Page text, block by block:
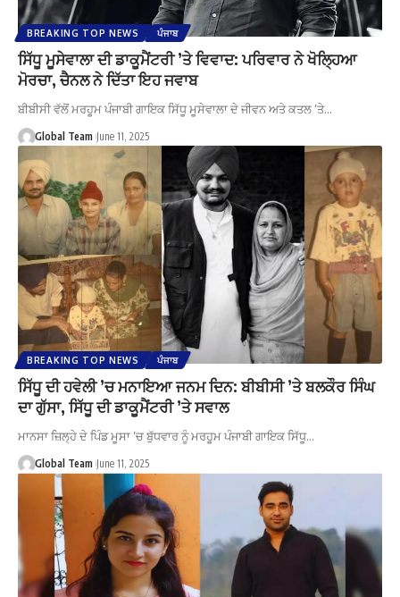
BREAKING TOP NEWS ਪੰਜਾਬ
ਸਿੱਧੂ ਮੂਸੇਵਾਲਾ ਦੀ ਡਾਕੂਮੈਂਟਰੀ ’ਤੇ ਵਿਵਾਦ: ਪਰਿਵਾਰ ਨੇ ਖੋਲ੍ਹਿਆ
ਮੋਰਚਾ, ਚੈਨਲ ਨੇ ਦਿੱਤਾ ਇਹ ਜਵਾਬ
ਬੀਬੀਸੀ ਵੱਲੋਂ ਮਰਹੂਮ ਪੰਜਾਬੀ ਗਾਇਕ ਸਿੱਧੂ ਮੂਸੇਵਾਲਾ ਦੇ ਜੀਵਨ ਅਤੇ ਕਤਲ ’ਤੇ…
Global Team June 11, 2025
BREAKING TOP NEWS ਪੰਜਾਬ
ਸਿੱਧੂ ਦੀ ਹਵੇਲੀ ’ਚ ਮਨਾਇਆ ਜਨਮ ਦਿਨ: ਬੀਬੀਸੀ ’ਤੇ ਬਲਕੌਰ ਸਿੰਘ
ਦਾ ਗੁੱਸਾ, ਸਿੱਧੂ ਦੀ ਡਾਕੂਮੈਂਟਰੀ ’ਤੇ ਸਵਾਲ
ਮਾਨਸਾ ਜ਼ਿਲ੍ਹੇ ਦੇ ਪਿੰਡ ਮੂਸਾ ’ਚ ਬੁੱਧਵਾਰ ਨੂੰ ਮਰਹੂਮ ਪੰਜਾਬੀ ਗਾਇਕ ਸਿੱਧੂ…
Global Team June 11, 2025